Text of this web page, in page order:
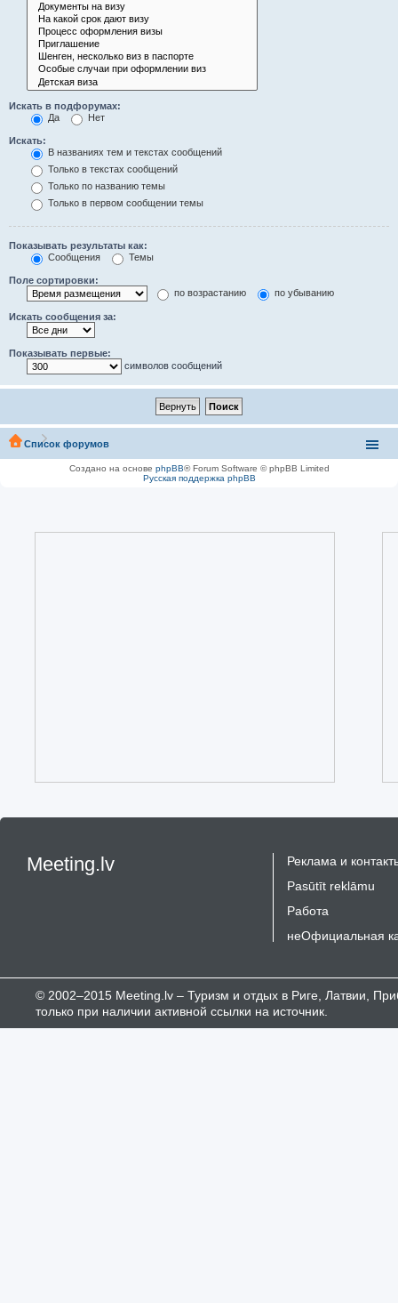
Искать в подфорумах:
Да
Нет
Искать:
В названиях тем и текстах сообщений
Только в текстах сообщений
Только по названию темы
Только в первом сообщении темы
Показывать результаты как:
Сообщения
Темы
Поле сортировки:
по возрастанию
по убыванию
Искать сообщения за:
Показывать первые:
символов сообщений
Список форумов
Создано на основе phpBB® Forum Software © phpBB Limited
Русская поддержка phpBB
Meeting.lv
Реклама и
Pasūtīt reklāmu
Работа
неОфициальная
© 2002–2015 Meeting.lv – Туризм и отдых в Риге, Латвии,
только при наличии активной ссылки на источник.